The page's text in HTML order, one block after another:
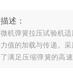
描述：
微机弹簧拉压试验机
力值的加载与传递。
了满足压缩弹簧的高